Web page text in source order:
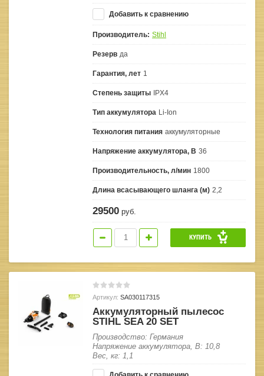
Добавить к сравнению
Производитель: Stihl
Резерв да
Гарантия, лет 1
Степень защиты IPX4
Тип аккумулятора Li-Ion
Технология питания аккумуляторные
Напряжение аккумулятора, В 36
Производительность, л/мин 1800
Длина всасывающего шланга (м) 2,2
29500 руб.
КУПИТЬ
Артикул: SA030117315
Аккумуляторный пылесос
STIHL SEA 20 SET
Производство: Германия
Напряжение аккумулятора, В: 10,8
Вес, кг: 1,1